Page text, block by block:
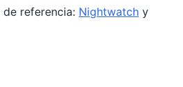
de referencia: Nightwatch y